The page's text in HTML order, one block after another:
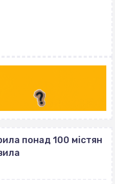
понад 100 містян